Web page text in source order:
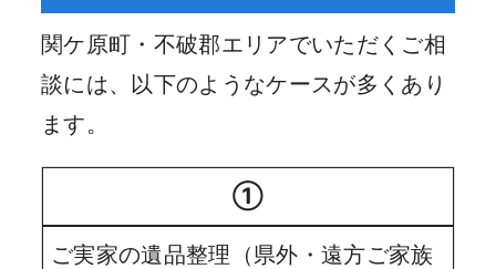
関ケ原町・不破郡エリアでいただくご相
談には、以下のようなケースが多くあり
ます。
①
ご実家の遺品整理（県外・遠方ご家族